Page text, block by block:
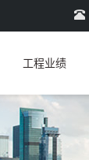
工程业绩